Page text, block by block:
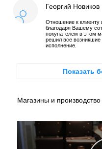
Георгий Новиков
Отношение к клиенту
благодаря Вашему
покупателем в этом
решил все возникшие
исполнение.
Показать
Магазины и